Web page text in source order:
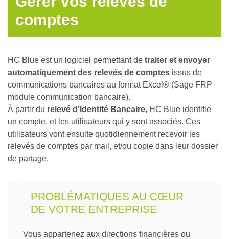
comptes
HC Blue est un logiciel permettant de traiter et envoyer
automatiquement des relevés de comptes issus de
communications bancaires au format Excel® (Sage FRP
module communication bancaire).
À partir du relevé d’Identité Bancaire, HC Blue identifie
un compte, et les utilisateurs qui y sont associés. Ces
utilisateurs vont ensuite quotidiennement recevoir les
relevés de comptes par mail, et/ou copie dans leur dossier
de partage.
PROBLÉMATIQUES AU CŒUR
DE VOTRE ENTREPRISE
Vous appartenez aux directions financières ou